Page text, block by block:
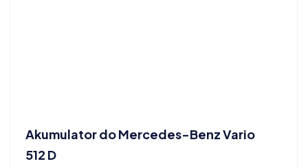
Akumulator do Mercedes-Benz Vario
512 D